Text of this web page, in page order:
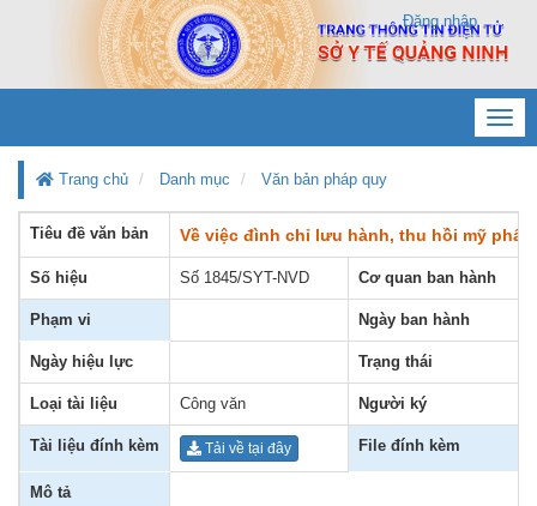
Đăng nhập
Trang chủ Danh mục Văn bản pháp quy
Tiêu đề văn bản Về việc đình chỉ lưu hành, thu hồi mỹ
Số hiệu Số 1845/SYT-NVD Cơ quan ban hành
Phạm vi Ngày ban hành
Ngày hiệu lực Trạng thái
Loại tài liệu Công văn Người ký
Tài liệu đính kèm Tải về tại đây File đính kèm
Mô tả